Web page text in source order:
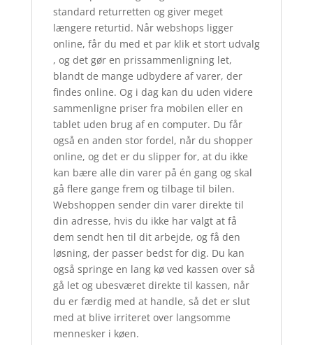
standard returretten og giver meget
længere returtid. Når webshops ligger
online, får du med et par klik et stort udvalg
, og det gør en prissammenligning let,
blandt de mange udbydere af varer, der
findes online. Og i dag kan du uden videre
sammenligne priser fra mobilen eller en
tablet uden brug af en computer. Du får
også en anden stor fordel, når du shopper
online, og det er du slipper for, at du ikke
kan bære alle din varer på én gang og skal
gå flere gange frem og tilbage til bilen.
Webshoppen sender din varer direkte til
din adresse, hvis du ikke har valgt at få
dem sendt hen til dit arbejde, og få den
løsning, der passer bedst for dig. Du kan
også springe en lang kø ved kassen over så
gå let og ubesværet direkte til kassen, når
du er færdig med at handle, så det er slut
med at blive irriteret over langsomme
mennesker i køen.